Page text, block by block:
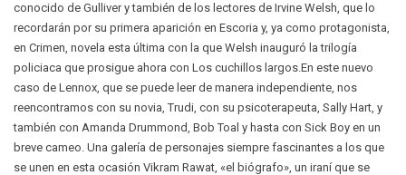
conocido de Gulliver y también de los lectores de Irvine Welsh, que lo
recordarán por su primera aparición en Escoria y, ya como protagonista,
en Crimen, novela esta última con la que Welsh inauguró la trilogía
policiaca que prosigue ahora con Los cuchillos largos.En este nuevo
caso de Lennox, que se puede leer de manera independiente, nos
reencontramos con su novia, Trudi, con su psicoterapeuta, Sally Hart, y
también con Amanda Drummond, Bob Toal y hasta con Sick Boy en un
breve cameo. Una galería de personajes siempre fascinantes a los que
se unen en esta ocasión Vikram Rawat, «el biógrafo», un iraní que se